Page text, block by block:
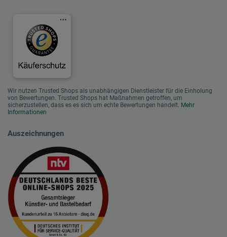
Wir nutzen Trusted Shops als unabhängigen Dienstleister für die Einholung
von Bewertungen. Trusted Shops hat Maßnahmen getroffen, um
sicherzustellen, dass es es sich um echte Bewertungen handelt. Mehr
Informationen
Auszeichnungen